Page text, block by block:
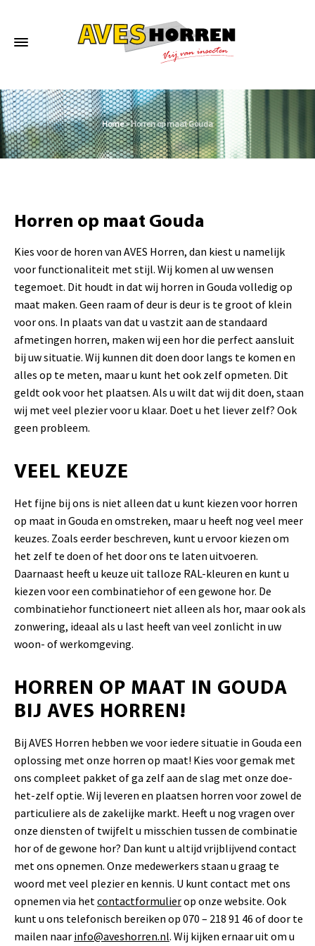
Home»Horren op maat Gouda
Horren op maat Gouda
Kies voor de horen van AVES Horren, dan kiest u namelijk
voor functionaliteit met stijl. Wij komen al uw wensen
tegemoet. Dit houdt in dat wij horren in Gouda volledig op
maat maken. Geen raam of deur is deur is te groot of klein
voor ons. In plaats van dat u vastzit aan de standaard
afmetingen horren, maken wij een hor die perfect aansluit
bij uw situatie. Wij kunnen dit doen door langs te komen en
alles op te meten, maar u kunt het ook zelf opmeten. Dit
geldt ook voor het plaatsen. Als u wilt dat wij dit doen, staan
wij met veel plezier voor u klaar. Doet u het liever zelf? Ook
geen probleem.
VEEL KEUZE
Het fijne bij ons is niet alleen dat u kunt kiezen voor horren
op maat in Gouda en omstreken, maar u heeft nog veel meer
keuzes. Zoals eerder beschreven, kunt u ervoor kiezen om
het zelf te doen of het door ons te laten uitvoeren.
Daarnaast heeft u keuze uit talloze RAL-kleuren en kunt u
kiezen voor een combinatiehor of een gewone hor. De
combinatiehor functioneert niet alleen als hor, maar ook als
zonwering, ideaal als u last heeft van veel zonlicht in uw
woon- of werkomgeving.
HORREN OP MAAT IN GOUDA
BIJ AVES HORREN!
Bij AVES Horren hebben we voor iedere situatie in Gouda een
oplossing met onze horren op maat! Kies voor gemak met
ons compleet pakket of ga zelf aan de slag met onze doe-
het-zelf optie. Wij leveren en plaatsen horren voor zowel de
particuliere als de zakelijke markt. Heeft u nog vragen over
onze diensten of twijfelt u misschien tussen de combinatie
hor of de gewone hor? Dan kunt u altijd vrijblijvend contact
met ons opnemen. Onze medewerkers staan u graag te
woord met veel plezier en kennis. U kunt contact met ons
opnemen via hetcontactformulierop onze website. Ook
kunt u ons telefonisch bereiken op 070 – 218 91 46 of door te
mailen naar info@aveshorren.nl. Wij kijken ernaar uit om u